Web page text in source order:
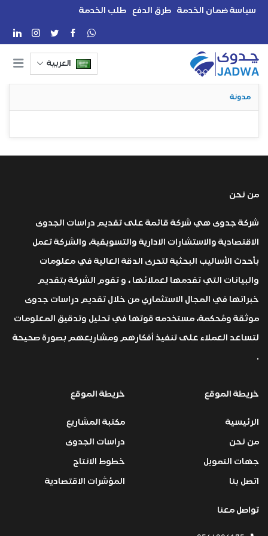
سياسة ضمان الخدمة طرق الدفع طلب الخدمة
العربية
مدونة
من نحن
شركة جدوى هي شركة قائمة على تقديم دراسات الجدوى
الاقتصادية والاستشارات الادارية والتسويقية، والشركة تعمل
بأحدث الأساليب البحثية لتحرى الدقة العالية في معلومات
والبيانات التي تقدمها لعملائها ، و تقوم الشركة بتقديم
خبراتها في المجال الاستثماري من خلال تقديم دراسات جدوى
موثقة ومُحكمة، مستخدمه قوتها في تحليل وتدقيق المعلومات
لتساعد العملاء على تنفيذ أفكارهم ومشاريعهم بصورة صحيحة
.
خريطة الموقع
الرئيسية
من نحن
جهات التمويل
اتصل بنا
خريطة الموقع
مكتبة المشاريع
دراسات الجدوى
خطوط الانتاج
المؤشرات الاقتصادية
تواصل معنا